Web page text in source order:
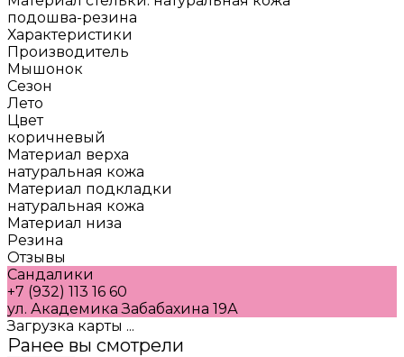
подошва-резина
Характеристики
Производитель
Мышонок
Сезон
Лето
Цвет
коричневый
Материал верха
натуральная кожа
Материал подкладки
натуральная кожа
Материал низа
Резина
Отзывы
Сандалики
+7 (932) 113 16 60
ул. Академика Забабахина 19А
Загрузка карты ...
Ранее вы смотрели